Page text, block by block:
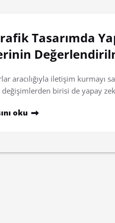
Tasarımda
aracılığıyla iletişim kurmayı
birisi de yapay
oku